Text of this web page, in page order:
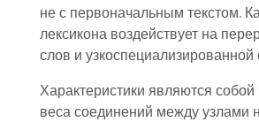
не с первоначальным текстом.
лексикона воздействует на
слов и узкоспециализированной
Характеристики являются
веса соединений между узлами